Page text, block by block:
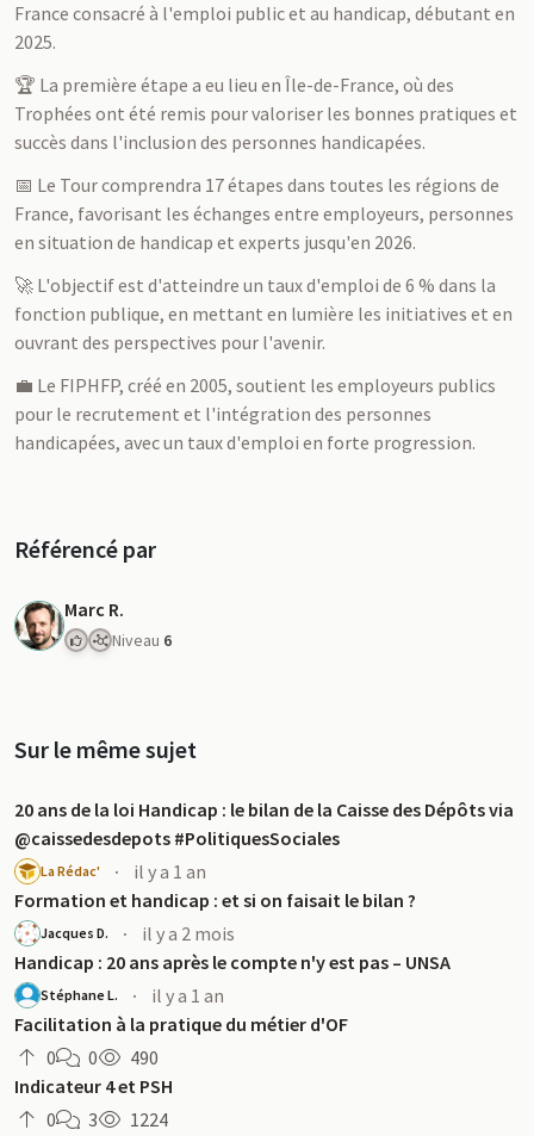
France consacré à l'emploi public et au handicap, débutant en
2025.
🏆 La première étape a eu lieu en Île-de-France, où des
Trophées ont été remis pour valoriser les bonnes pratiques et
succès dans l'inclusion des personnes handicapées.
📅 Le Tour comprendra 17 étapes dans toutes les régions de
France, favorisant les échanges entre employeurs, personnes
en situation de handicap et experts jusqu'en 2026.
🚀 L'objectif est d'atteindre un taux d'emploi de 6 % dans la
fonction publique, en mettant en lumière les initiatives et en
ouvrant des perspectives pour l'avenir.
💼 Le FIPHFP, créé en 2005, soutient les employeurs publics
pour le recrutement et l'intégration des personnes
handicapées, avec un taux d'emploi en forte progression.
Référencé par
Marc R.
Niveau 6
Sur le même sujet
20 ans de la loi Handicap : le bilan de la Caisse des Dépôts via
@caissedesdepots #PolitiquesSociales
La Rédac' ·
il y a 1 an
Formation et handicap : et si on faisait le bilan ?
Jacques D. ·
il y a 2 mois
Handicap : 20 ans après le compte n'y est pas – UNSA
Stéphane L. ·
il y a 1 an
Facilitation à la pratique du métier d'OF
0
0
490
Indicateur 4 et PSH
0
3 1224